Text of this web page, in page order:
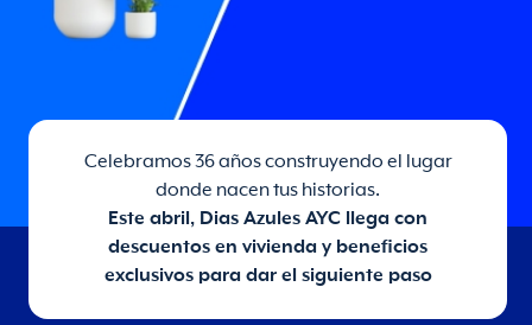
Celebramos 36 años construyendo el lugar
donde nacen tus historias.
Este abril, Dias Azules AYC llega con
descuentos en vivienda y beneficios
exclusivos para dar el siguiente paso